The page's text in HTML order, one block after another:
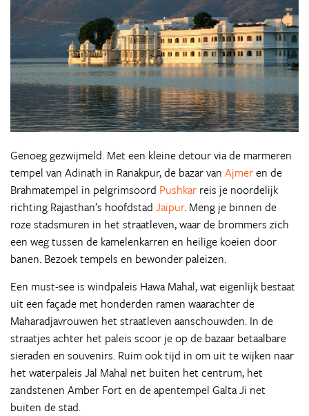
Genoeg gezwijmeld. Met een kleine detour via de marmeren
tempel van Adinath in Ranakpur, de bazar van Ajmeren de
Brahmatempel in pelgrimsoord Pushkar reis je noordelijk
richting Rajasthan’s hoofdstad Jaipur. Meng je binnen de
roze stadsmuren in het straatleven, waar de brommers zich
een weg tussen de kamelenkarren en heilige koeien door
banen. Bezoek tempels en bewonder paleizen.
Een must-see is windpaleis Hawa Mahal, wat eigenlijk bestaat
uit een façade met honderden ramen waarachter de
Maharadjavrouwen het straatleven aanschouwden. In de
straatjes achter het paleis scoor je op de bazaar betaalbare
sieraden en souvenirs. Ruim ook tijd in om uit te wijken naar
het waterpaleis Jal Mahal net buiten het centrum, het
zandstenen Amber Fort en de apentempel Galta Ji net
buiten de stad.